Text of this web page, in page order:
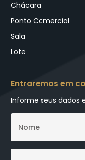
Chácara
Ponto Comercial
Sala
Lote
Entraremos em
Informe seus dados